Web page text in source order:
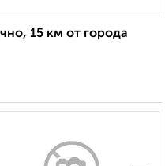
15 км от города